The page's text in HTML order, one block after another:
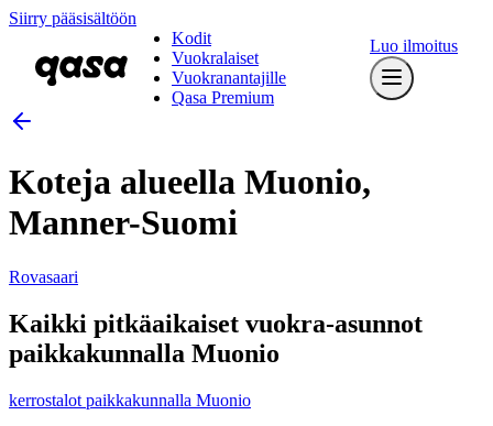
Siirry pääsisältöön
Kodit
Vuokralaiset
Vuokranantajille
Qasa Premium
Luo ilmoitus
Koteja alueella Muonio,
Manner-Suomi
Rovasaari
Kaikki pitkäaikaiset vuokra-asunnot
paikkakunnalla Muonio
kerrostalot paikkakunnalla Muonio